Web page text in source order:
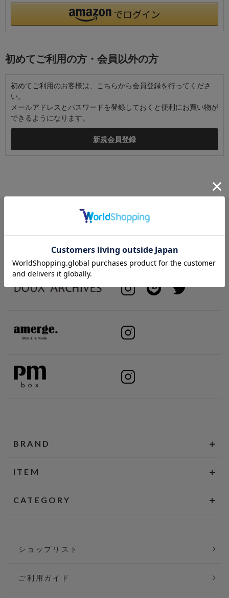
初めてご利用の方・会員以外の方
初めてご利用のお客様は、こちらから会員登録を行ってくださ
い。
メールアドレスとパスワードを登録しておくと便利にお買い物が
できるようになります。
BRAND
ITEM
CATEGORY
ショップリスト
ご利用ガイド